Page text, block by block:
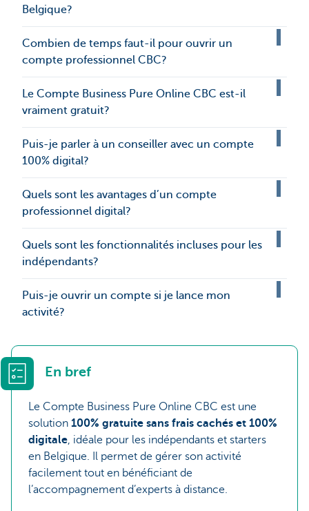
Belgique?
Combien de temps faut-il pour ouvrir un
compte professionnel CBC?
Le Compte Business Pure Online CBC est-il
vraiment gratuit?
Puis-je parler à un conseiller avec un compte
100% digital?
Quels sont les avantages d’un compte
professionnel digital?
Quels sont les fonctionnalités incluses pour les
indépendants?
Puis-je ouvrir un compte si je lance mon
activité?
En bref
Le Compte Business Pure Online CBC est une
solution 100% gratuite sans frais cachés et 100%
digitale , idéale pour les indépendants et starters
en Belgique. Il permet de gérer son activité
facilement tout en bénéficiant de
l’accompagnement d’experts à distance.